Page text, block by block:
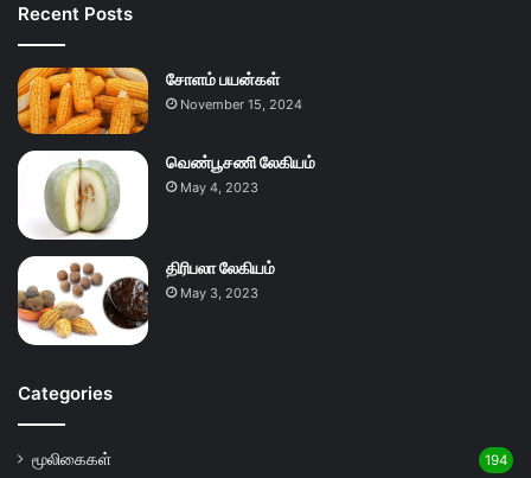
Recent Posts
சோளம் பயன்கள்
November 15, 2024
வெண்பூசணி லேகியம்
May 4, 2023
திரிபலா லேகியம்
May 3, 2023
Categories
மூலிகைகள் 194